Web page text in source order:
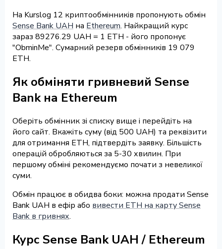
На Kurslog 12 криптообмінників пропонують обмін
Sense Bank UAH на Ethereum. Найкращий курс
зараз 89276.29 UAH = 1 ETH - його пропонує
"ObminMe". Сумарний резерв обмінників 19 079
ETH.
Як обміняти гривневий Sense
Bank на Ethereum
Оберіть обмінник зі списку вище і перейдіть на
його сайт. Вкажіть суму (від 500 UAH) та реквізити
для отримання ETH, підтвердіть заявку. Більшість
операцій обробляються за 5-30 хвилин. При
першому обміні рекомендуємо почати з невеликої
суми.
Обмін працює в обидва боки: можна продати Sense
Bank UAH в ефір або вивести ETH на карту Sense
Bank в гривнях.
Курс Sense Bank UAH / Ethereum